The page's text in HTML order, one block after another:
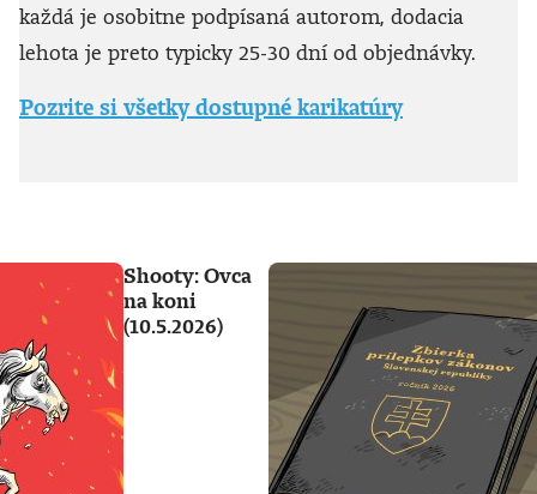
každá je osobitne podpísaná autorom, dodacia
lehota je preto typicky 25-30 dní od objednávky.
Pozrite si všetky dostupné karikatúry
Shooty: Ovca
na koni
(10.5.2026)